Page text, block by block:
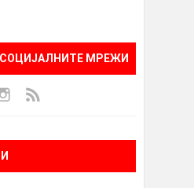
СОЦИЈАЛНИТЕ МРЕЖИ